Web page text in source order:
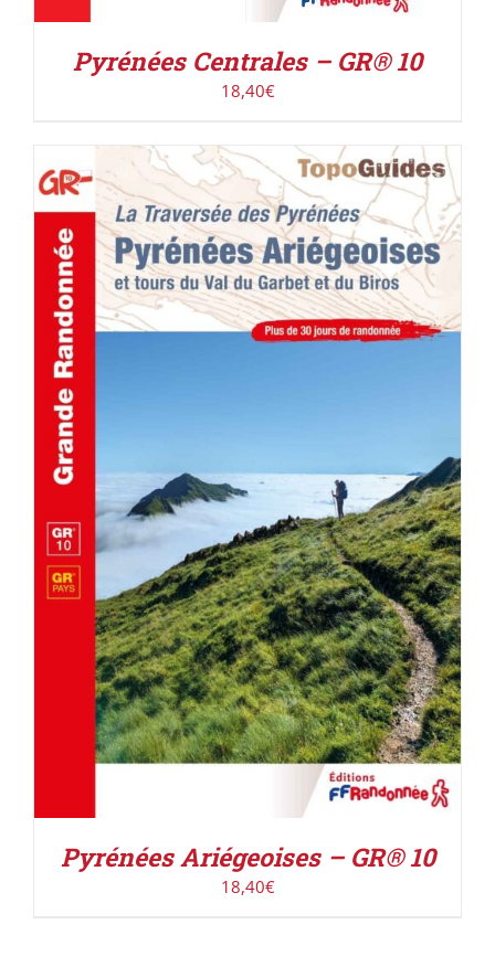
Pyrénées Centrales – GR® 10
18,40€
AJOUTER AU PANIER DÉTAILS
Pyrénées Ariégeoises – GR® 10
18,40€